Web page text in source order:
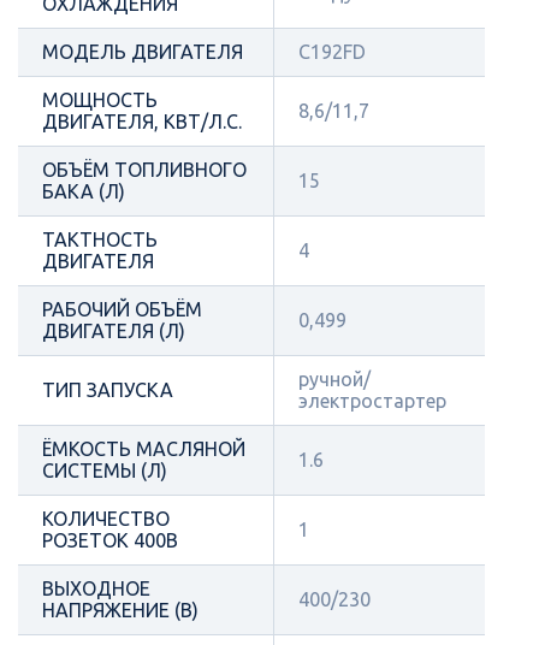
МОДЕЛЬ ДВИГАТЕЛЯ C192FD
МОЩНОСТЬ
ДВИГАТЕЛЯ, КВТ/Л.С.
8,6/11,7
ОБЪЁМ ТОПЛИВНОГО
БАКА (Л)
15
ТАКТНОСТЬ
ДВИГАТЕЛЯ
4
РАБОЧИЙ ОБЪЁМ
ДВИГАТЕЛЯ (Л)
0,499
ТИП ЗАПУСКА
ручной/
электростартер
ЁМКОСТЬ МАСЛЯНОЙ
СИСТЕМЫ (Л)
1.6
КОЛИЧЕСТВО
РОЗЕТОК 400В
1
ВЫХОДНОЕ
НАПРЯЖЕНИЕ (В)
400/230